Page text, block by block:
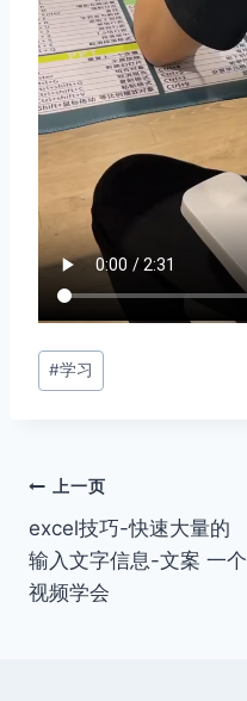
文
章
#学习
文
章
导
上一页
excel技巧-快速大量的
输入文字信息-文案 一个
视频学会